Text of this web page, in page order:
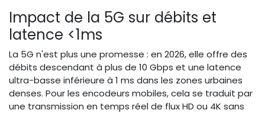
Impact de la 5G sur débits et
latence <1ms
La 5G n'est plus une promesse : en 2026, elle offre des
débits descendant à plus de 10 Gbps et une latence
ultra-basse inférieure à 1 ms dans les zones urbaines
denses. Pour les encodeurs mobiles, cela se traduit par
une transmission en temps réel de flux HD ou 4K sans